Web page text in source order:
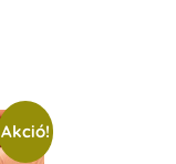
Akció!